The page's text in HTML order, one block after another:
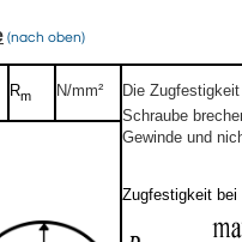
(nach oben)
Rm N/mm²
Die
Schraube
Gewinde und
Zugfestigkeit bei